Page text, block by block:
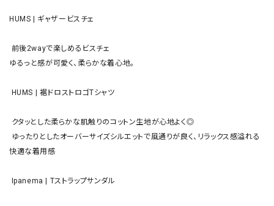
HUMS | ギャザービスチェ
ゆるっと感が可愛く、柔らかな着心地。
快適な着用感